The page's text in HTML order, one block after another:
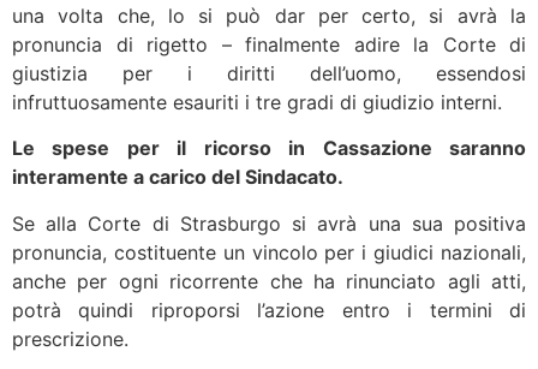
una volta che, lo si può dar per certo, si avrà la
pronuncia di rigetto – finalmente adire la Corte di
giustizia per i diritti dell’uomo, essendosi
infruttuosamente esauriti i tre gradi di giudizio interni.
Le spese per il ricorso in Cassazione saranno
interamente a carico del Sindacato.
Se alla Corte di Strasburgo si avrà una sua positiva
pronuncia, costituente un vincolo per i giudici nazionali,
anche per ogni ricorrente che ha rinunciato agli atti,
potrà quindi riproporsi l’azione entro i termini di
prescrizione.